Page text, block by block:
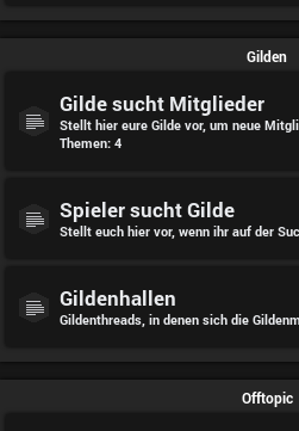
Gilden
Gilde sucht Mitglieder
Stellt hier eure Gilde vor, um neue
Themen: 4
Spieler sucht Gilde
Stellt euch hier vor, wenn ihr auf der
Gildenhallen
Gildenthreads, in denen sich die
Offtopic